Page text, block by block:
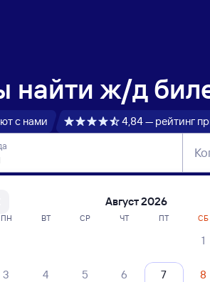
найти ж/д
с нами 4,84 — рейтинг
поездов
Август 2026
ПН ВТ СР ЧТ ПТ СБ
1
3 4 5 6 7 8